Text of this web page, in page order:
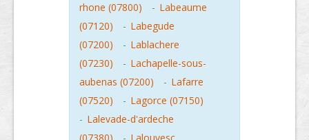
rhone (07800)
- Labeaume
(07120)
- Labegude
(07200)
- Lablachere
(07230)
- Lachapelle-sous-
aubenas (07200)
- Lafarre
(07520)
- Lagorce (07150)
- Lalevade-d'ardeche